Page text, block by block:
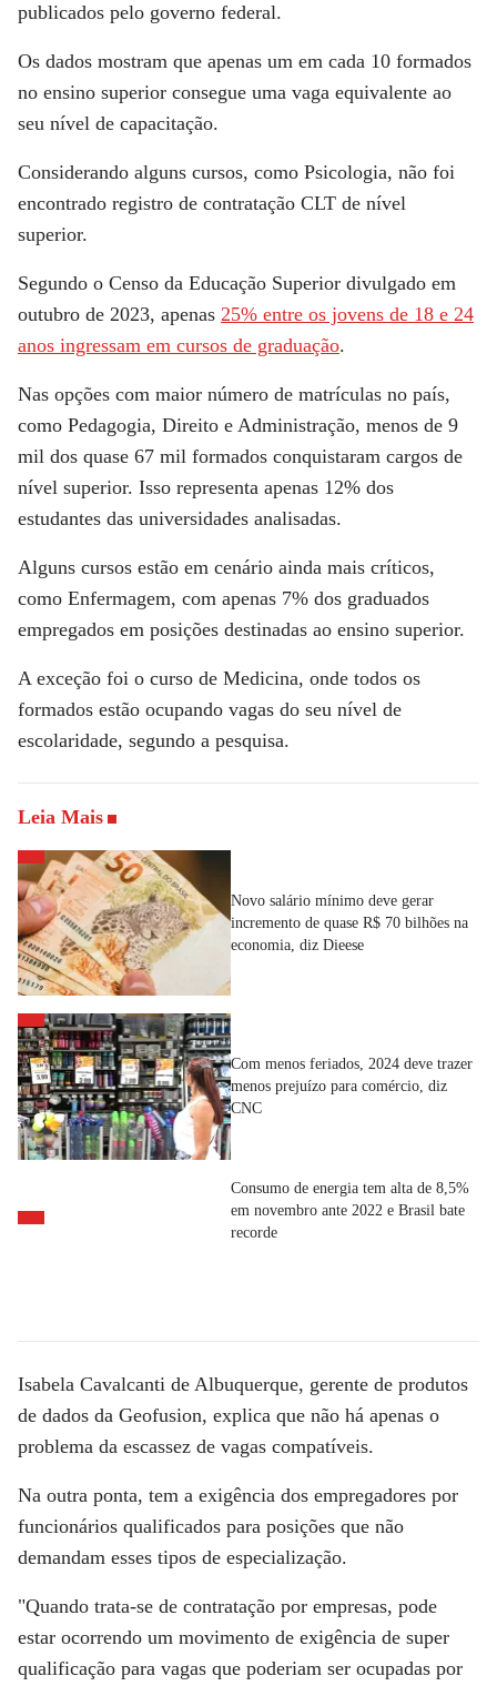
publicados pelo governo federal.
Os dados mostram que apenas um em cada 10 formados
no ensino superior consegue uma vaga equivalente ao
seu nível de capacitação.
Considerando alguns cursos, como Psicologia, não foi
encontrado registro de contratação CLT de nível
superior.
Segundo o Censo da Educação Superior divulgado em
outubro de 2023, apenas 25% entre os jovens de 18 e 24
anos ingressam em cursos de graduação.
Nas opções com maior número de matrículas no país,
como Pedagogia, Direito e Administração, menos de 9
mil dos quase 67 mil formados conquistaram cargos de
nível superior. Isso representa apenas 12% dos
estudantes das universidades analisadas.
Alguns cursos estão em cenário ainda mais críticos,
como Enfermagem, com apenas 7% dos graduados
empregados em posições destinadas ao ensino superior.
A exceção foi o curso de Medicina, onde todos os
formados estão ocupando vagas do seu nível de
escolaridade, segundo a pesquisa.
Leia Mais
Novo salário mínimo deve gerar
incremento de quase R$ 70 bilhões na
economia, diz Dieese
Com menos feriados, 2024 deve trazer
menos prejuízo para comércio, diz
CNC
Consumo de energia tem alta de 8,5%
em novembro ante 2022 e Brasil bate
recorde
Isabela Cavalcanti de Albuquerque, gerente de produtos
de dados da Geofusion, explica que não há apenas o
problema da escassez de vagas compatíveis.
Na outra ponta, tem a exigência dos empregadores por
funcionários qualificados para posições que não
demandam esses tipos de especialização.
"Quando trata-se de contratação por empresas, pode
estar ocorrendo um movimento de exigência de super
qualificação para vagas que poderiam ser ocupadas por